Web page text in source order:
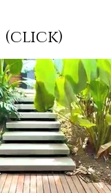
(click)